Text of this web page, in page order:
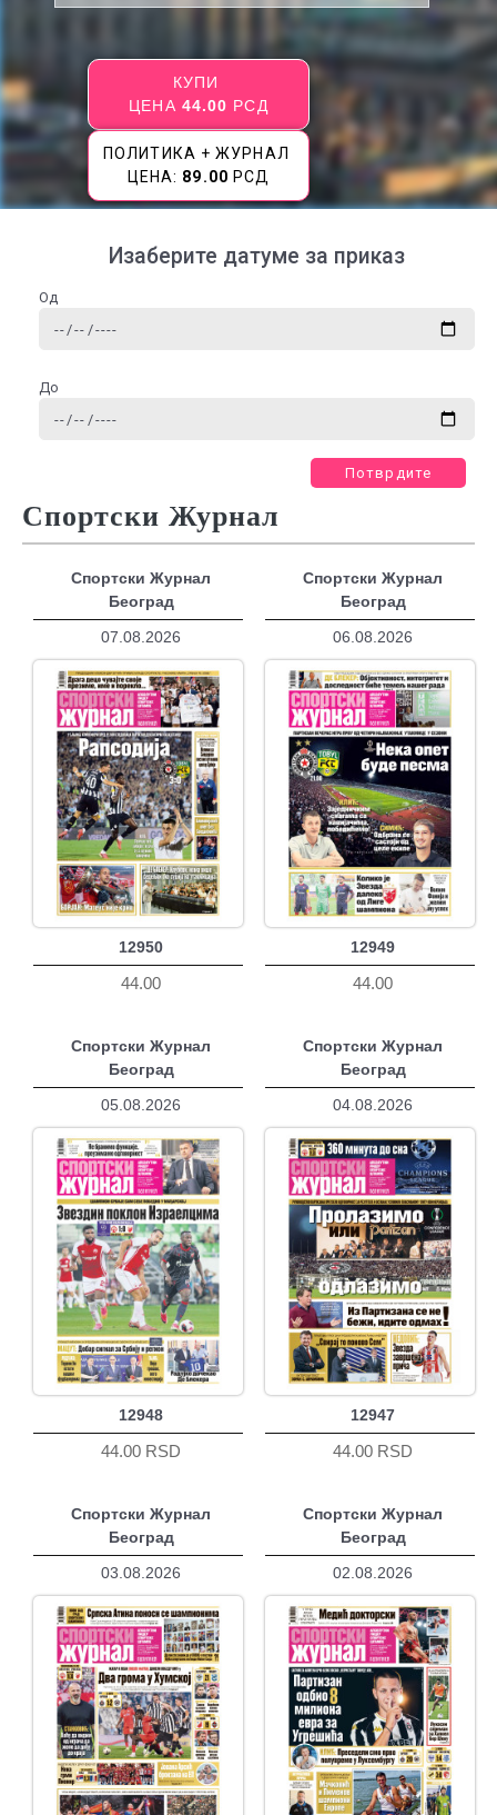
КУПИ
ЦЕНА 44.00 РСД
ПОЛИТИКА + ЖУРНАЛ
ЦЕНА: 89.00 РСД
Изаберите датуме за приказ
Од
До
Потврдите
Спортски Журнал
Спортски Журнал
Београд
07.08.2026
12950
44.00
Спортски Журнал
Београд
06.08.2026
12949
44.00
Спортски Журнал
Београд
05.08.2026
12948
44.00 RSD
Спортски Журнал
Београд
04.08.2026
12947
44.00 RSD
Спортски Журнал
Београд
03.08.2026
Спортски Журнал
Београд
02.08.2026